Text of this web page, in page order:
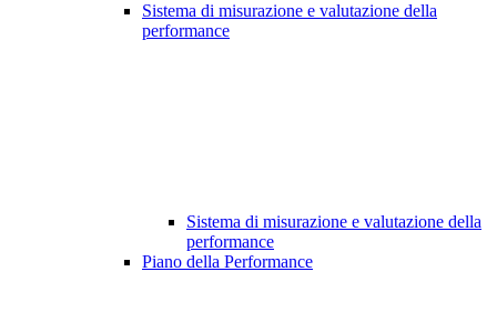
Sistema di misurazione e valutazione della
performance
Sistema di misurazione e valutazione della
performance
Piano della Performance